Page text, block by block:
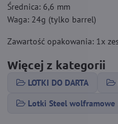
Średnica: 6,6 mm
Waga: 24g (tylko barrel)
Zawartość opakowania: 1x
Więcej z kategorii
LOTKI DO DARTA
Lotki Steel wolframowe